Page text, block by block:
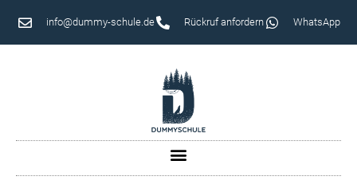
info@dummy-schule.de Rückruf anfordern WhatsApp